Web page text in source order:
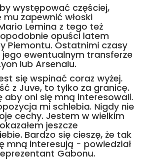
występować częściej,
zapewnić włoski
Lemina z tego też
opuści latem
Piemontu. Ostatnimi czasy
ewentualnym transferze
lub Arsenalu.
się wspinać coraz wyżej.
z Juve, to tylko za granicę.
aby oni się mną interesowali.
mi schlebia. Nigdy nie
cechy. Jestem w wielkim
jeszcze
Bardzo się cieszę, że tak
mną interesują - powiedział
Gabonu.